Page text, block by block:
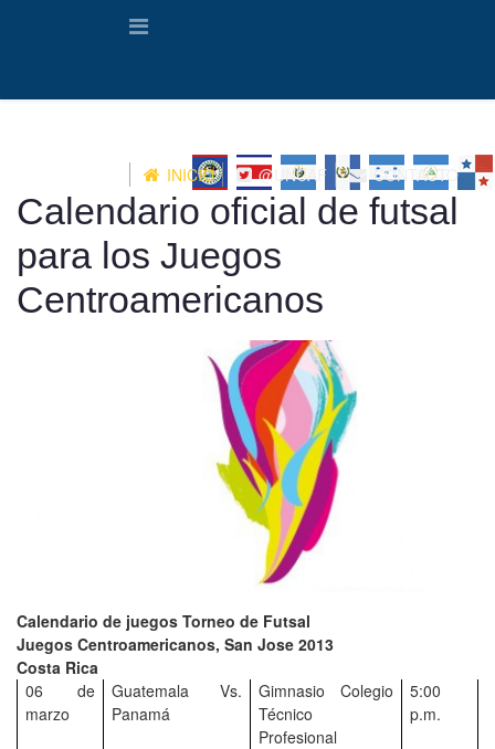
INICIO @UNCAF CONTACTO
Calendario oficial de futsal
para los Juegos
Centroamericanos
Calendario de juegos Torneo de Futsal
Juegos Centroamericanos, San Jose 2013
Costa Rica
06 de
marzo
Guatemala Vs.
Panamá
Gimnasio Colegio
Técnico
Profesional
5:00
p.m.